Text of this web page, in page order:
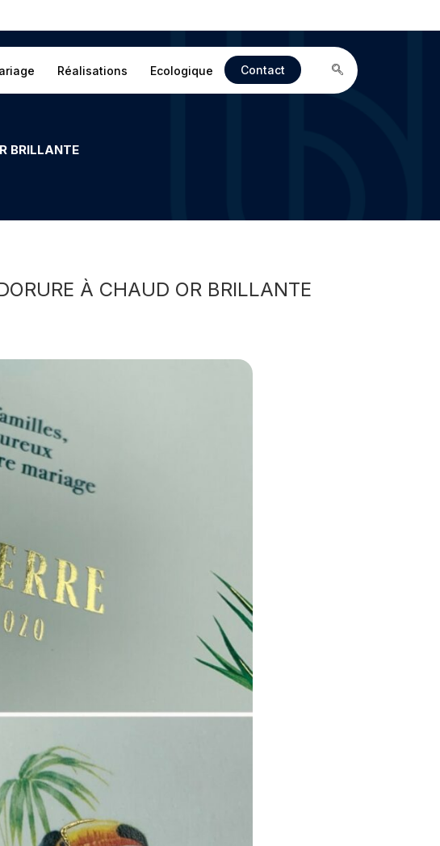
Réalisations Ecologique Contact
BRILLANTE
À CHAUD OR BRILLANTE